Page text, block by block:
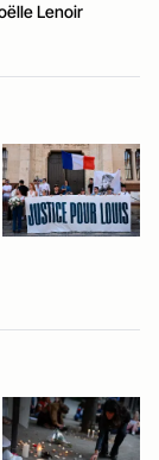
Lenoir